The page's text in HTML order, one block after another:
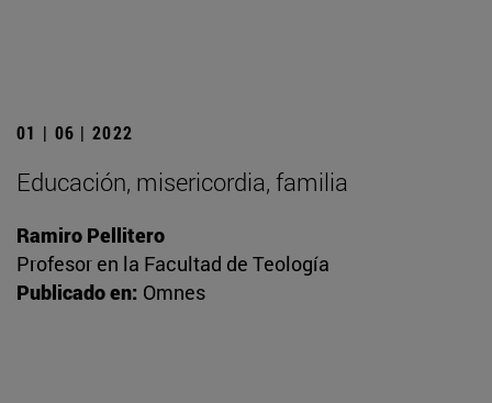
01 | 06 | 2022
Educación, misericordia, familia
Ramiro Pellitero
Profesor en la Facultad de Teología
Publicado en: Omnes